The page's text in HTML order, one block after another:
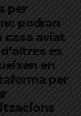
per
podran
casa aviat
es
en
per